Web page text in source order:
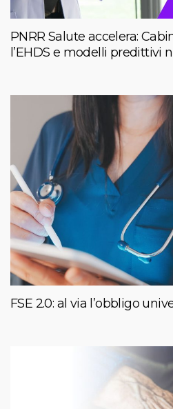
PNRR Salute accelera:
l’EHDS e modelli predittivi
FSE 2.0: al via l’obbligo